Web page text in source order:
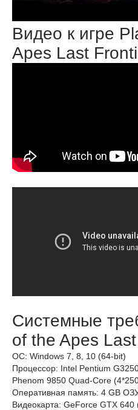
Видео к игре
Apes Last
Системные
of the Apes
ОС: Windows 7, 8, 10 (64-bit)
Процессор: Intel Pentium
Phenom 9850 Quad-Core
Оперативная память: 4 GB
Видеокарта: GeForce GTX